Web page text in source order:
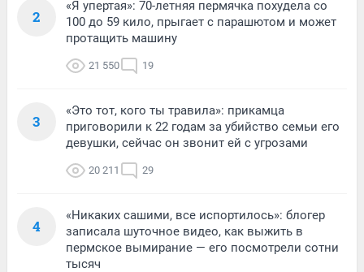
2
«Я упертая»: 70-летняя пермячка похудела со
100 до 59 кило, прыгает с парашютом и может
протащить машину
21 550 19
3
«Это тот, кого ты травила»: прикамца
приговорили к 22 годам за убийство семьи его
девушки, сейчас он звонит ей с угрозами
20 211 29
4
«Никаких сашими, все испортилось»: блогер
записала шуточное видео, как выжить в
пермское вымирание — его посмотрели сотни
тысяч